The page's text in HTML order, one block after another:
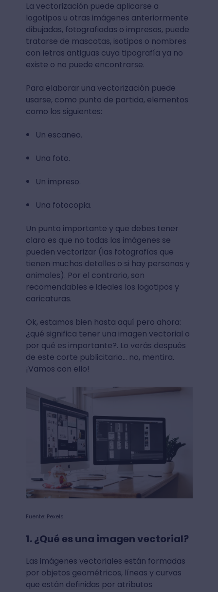
La vectorización puede aplicarse a
logotipos u otras imágenes anteriormente
dibujadas, fotografiadas o impresas, puede
tratarse de mascotas, isotipos o nombres
con letras antiguas cuya tipografía ya no
existe o no puede encontrarse.
Para elaborar una vectorización puede
usarse, como punto de partida, elementos
como los siguientes:
Un escaneo.
Una foto.
Un impreso.
Una fotocopia.
Un punto importante y que debes tener
claro es que no todas las imágenes se
pueden vectorizar (las fotografías que
tienen muchos detalles o si hay personas y
animales). Por el contrario, son
recomendables e ideales los logotipos y
caricaturas.
Ok, estamos bien hasta aquí pero ahora:
¿qué significa tener una imagen vectorial o
por qué es importante?. Lo verás después
de este corte publicitario… no, mentira.
¡Vamos con ello!
Fuente: Pexels
1. ¿Qué es una imagen vectorial?
Las imágenes vectoriales están formadas
por objetos geométricos, líneas y curvas
que están definidas por atributos